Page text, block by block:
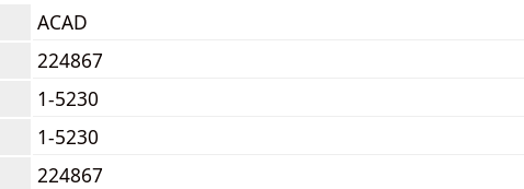
ACAD
224867
1-5230
1-5230
224867